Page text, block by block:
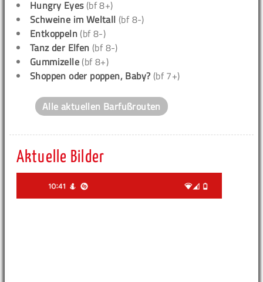
Hungry Eyes(bf 8+)
Schweine im Weltall (bf 8-)
Entkoppeln (bf 8-)
Tanz der Elfen (bf 8-)
Gummizelle (bf 8+)
Shoppen oder poppen, Baby? (bf 7+)
Alle aktuellen Barfußrouten
Aktuelle Bilder